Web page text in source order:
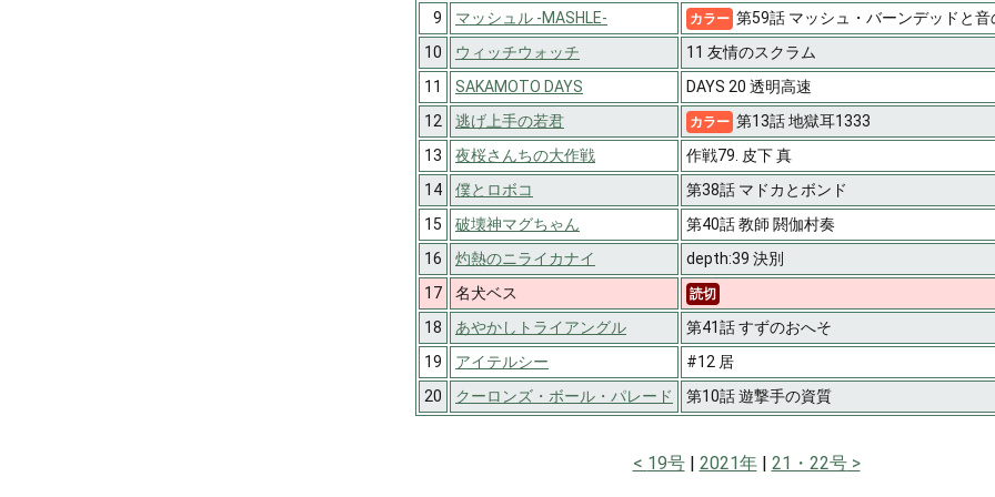
9
マッシュル -MASHLE- カラー 第59話 マッシュ・バーンデッドと
10
ウィッチウォッチ
11 友情のスクラム
11
SAKAMOTO DAYS
DAYS 20 透明高速
12
逃げ上手の若君 カラー 第13話 地獄耳1333
13
夜桜さんちの大作戦
作戦79. 皮下 真
14
僕とロボコ
第38話 マドカとボンド
15
破壊神マグちゃん
第40話 教師 閼伽村奏
16
灼熱のニライカナイ
depth:39 決別
17
名犬ベス 読切
18 あやかしトライアングル
第41話 すずのおへそ
19
アイテルシー
#12 居
20
クーロンズ・ボール・パレード 第10話 遊撃手の資質
19号 2021年 21・22号